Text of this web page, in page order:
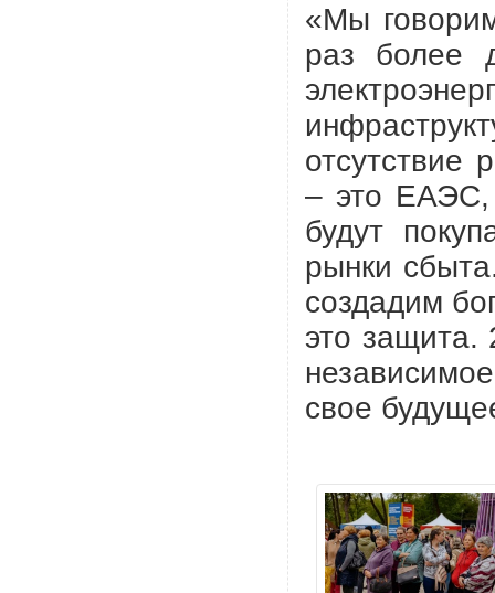
«Мы
раз более
отсутствие
– это ЕАЭС,
будут
рынки
создадим
это защита.
свое